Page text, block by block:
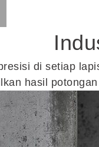
di setiap
hasil